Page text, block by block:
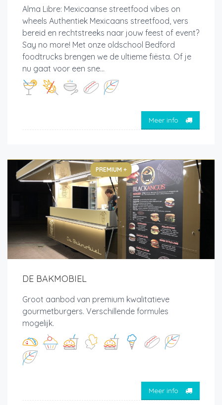
Alma Libre: Mexicaanse streetfood vibes on
wheels Authentiek Mexicaans streetfood, vers
bereid en rechtstreeks naar jouw feest of event?
Say no more! Met onze oldschool Bedford
foodtrucks brengen we de ultieme fiësta. Of je
nu gaat voor een sne...
Meer info
PREMIUM +
DE BAKMOBIEL
Groot aanbod van premium kwalitatieve
gourmetburgers. Verschillende formules
mogelijk.
Meer info